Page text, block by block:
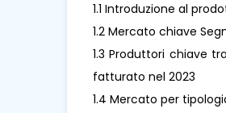
1.1 Introduzione al
1.2 Mercato chiave
1.3 Produttori chiave
fatturato nel 2023
1.4 Mercato per